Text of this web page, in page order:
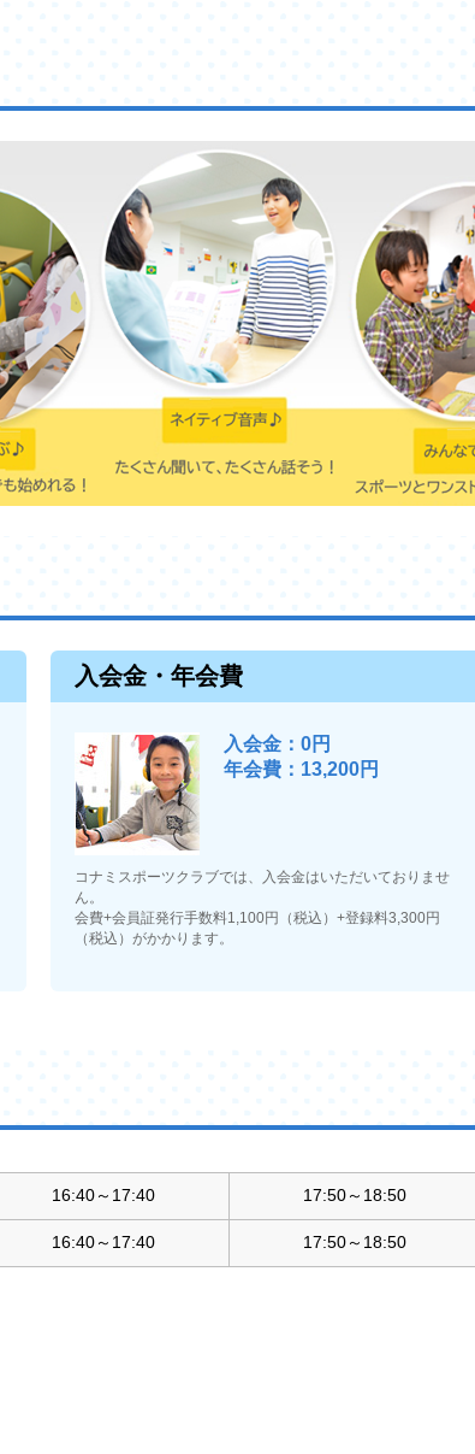
入会金・年会費
入会金：0円
年会費：13,200円
コナミスポーツクラブでは、入会金はいただいておりませ
ん。
会費+会員証発行手数料1,100円（税込）+登録料3,300円
（税込）がかかります。
16:40～17:40 17:50～18:50
16:40～17:40 17:50～18:50